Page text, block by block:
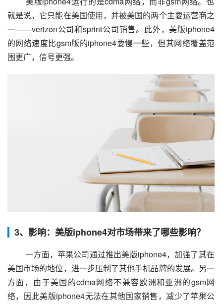
就是说，它只能在美国使用，并被美国的两个主要运营商之
一——verizon公司和sprint公司销售。此外，美版iphone4
的网络速度比gsm版的iphone4要慢一些，但其网络覆盖范
围更广，信号更强。
3、影响：美版iphone4对市场带来了哪些影响？
一方面，苹果公司通过推出美版iphone4，加强了其在
美国市场的地位，进一步压制了其他手机品牌的发展。另一
方面，由于美国的cdma网络不兼容欧洲和亚洲的gsm网
络，因此美版iphone4无法在其他国家销售，减少了苹果公